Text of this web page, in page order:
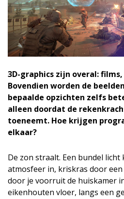
3D-graphics zijn overal:
Bovendien worden de
bepaalde opzichten zelfs
alleen doordat de
toeneemt. Hoe krijgen
elkaar?
De zon straalt. Een bundel
atmosfeer in, kriskras door een
door je voorruit de huiskamer
eikenhouten vloer, langs een